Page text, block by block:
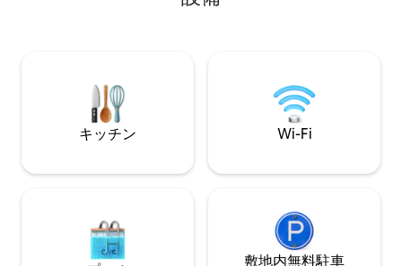
トとオプションのグルメサービス
文が必要です）。
キッチン Wi-Fi
敷地内無料駐⁠車